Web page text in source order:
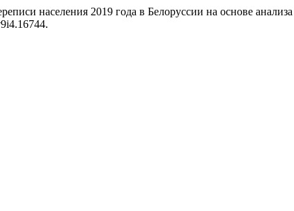
населения 2019 года в Белоруссии на основе